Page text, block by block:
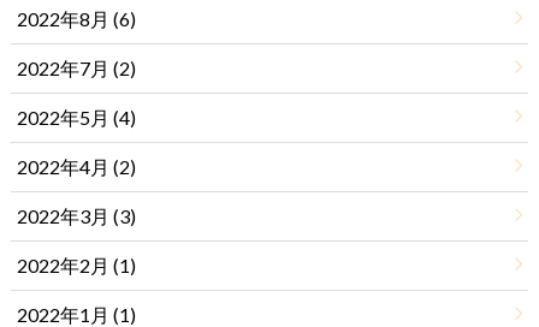
2022年8月 (6)
2022年7月 (2)
2022年5月 (4)
2022年4月 (2)
2022年3月 (3)
2022年2月 (1)
2022年1月 (1)